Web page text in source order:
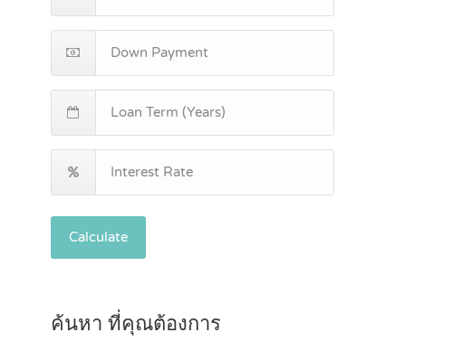
Calculate
ค้นหา ที่คุณต้องการ